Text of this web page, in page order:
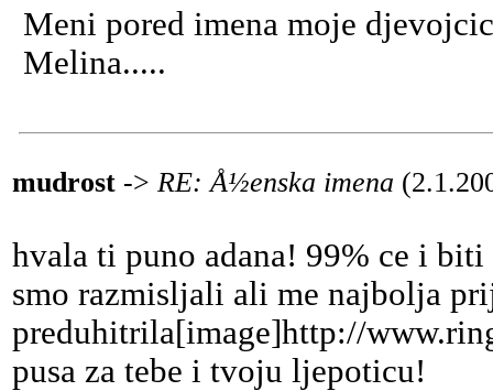
Meni pored imena moje
Melina.....
mudrost -> RE: Å½enska imena
hvala ti puno adana! 99% ce i
smo razmisljali ali me najbolja
preduhitrila[image]http://
pusa za tebe i tvoju ljepoticu!